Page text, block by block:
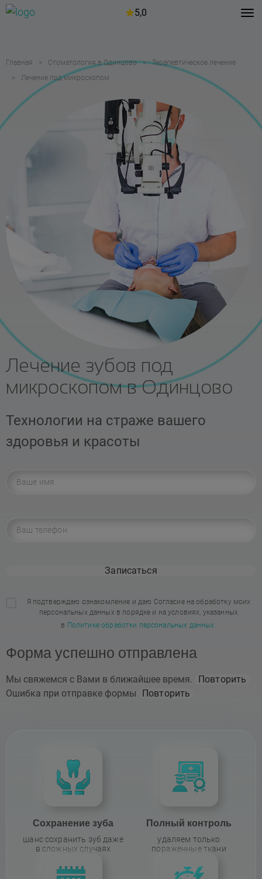
5,0
Главная Стоматология в Одинцово
Терапевтическое лечение
Лечение под микроскопом
Лечение зубов под
микроскопом в Одинцово
Технологии на страже вашего
здоровья и красоты
Записаться
Я подтверждаю ознакомление и даю Согласие на обработку моих
персональных данных в порядке и на условиях, указанных
в Политике обработки персональных данных.
Форма успешно отправлена
Мы свяжемся с Вами в ближайшее время.
Повторить
Ошибка при отправке формы
Повторить
Сохранение зуба
шанс сохранить зуб даже
в сложных случаях
Полный контроль
удаляем только
пораженные ткани